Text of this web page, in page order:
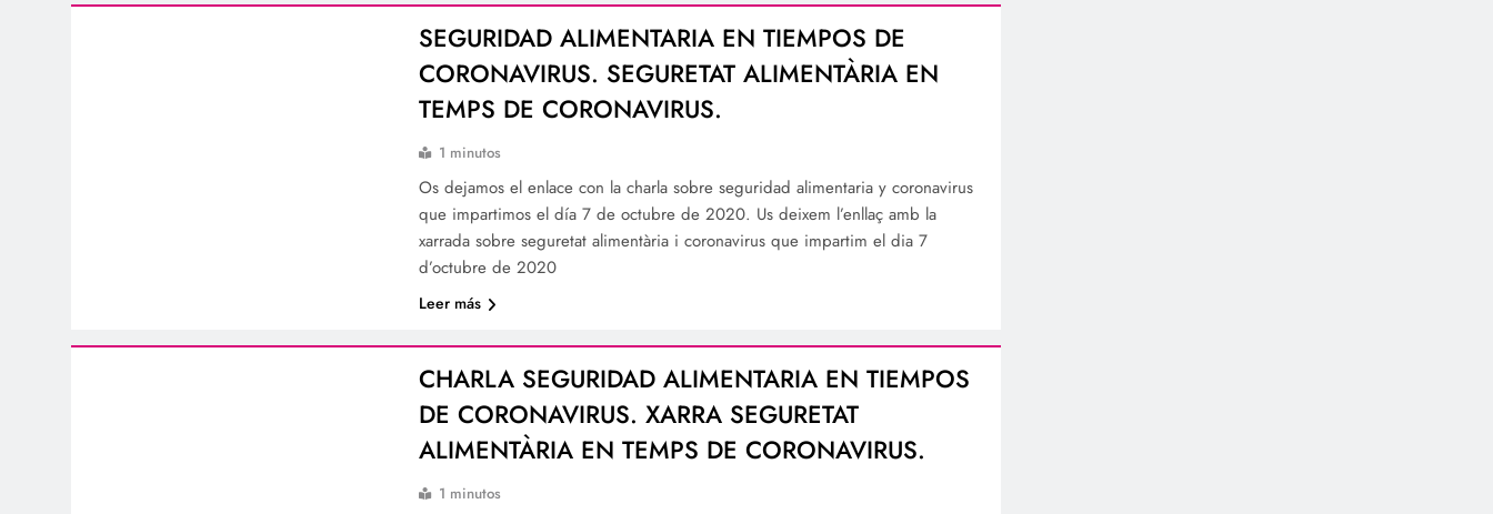
SEGURIDAD ALIMENTARIA EN TIEMPOS DE
CORONAVIRUS. SEGURETAT ALIMENTÀRIA EN
TEMPS DE CORONAVIRUS.
1 minutos
Os dejamos el enlace con la charla sobre seguridad alimentaria y coronavirus
que impartimos el día 7 de octubre de 2020. Us deixem l’enllaç amb la
xarrada sobre seguretat alimentària i coronavirus que impartim el dia 7
d’octubre de 2020
Leer más
CHARLA SEGURIDAD ALIMENTARIA EN TIEMPOS
DE CORONAVIRUS. XARRA SEGURETAT
ALIMENTÀRIA EN TEMPS DE CORONAVIRUS.
1 minutos